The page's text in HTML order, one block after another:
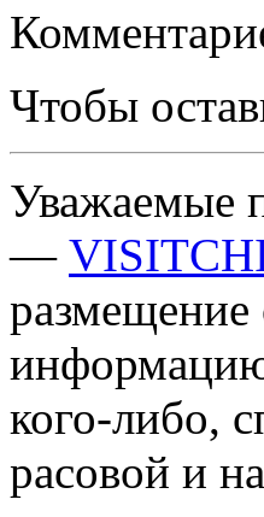
Чтобы
Уважаемые
—
кого-либо,
расовой и